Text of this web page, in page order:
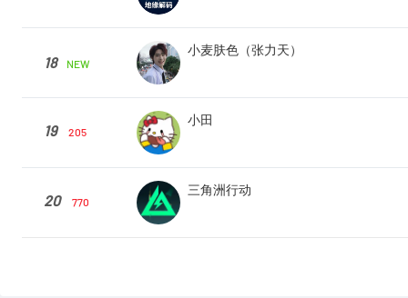
18 NEW
小麦肤色（张力天）
19 205
小田
20 770
三角洲行动